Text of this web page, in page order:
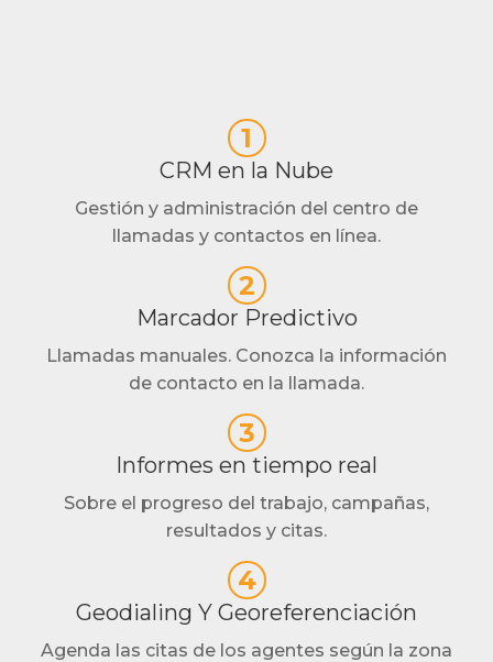
1
CRM en la Nube
Gestión y administración del centro de
llamadas y contactos en línea.
2
Marcador Predictivo
Llamadas manuales. Conozca la información
de contacto en la llamada.
3
Informes en tiempo real
Sobre el progreso del trabajo, campañas,
resultados y citas.
4
Geodialing Y Georeferenciación
Agenda las citas de los agentes según la zona